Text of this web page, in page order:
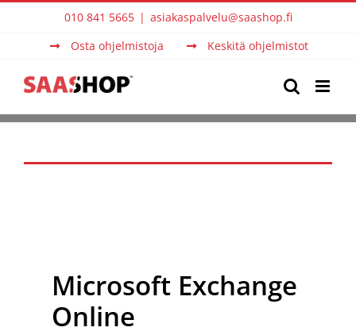
010 841 5665 | asiakaspalvelu@saashop.fi
Osta ohjelmistoja
Keskitä ohjelmistot
Microsoft Exchange
Online